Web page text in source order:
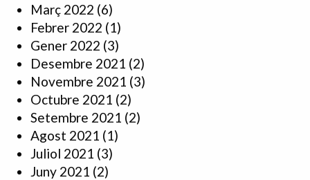
Març 2022 (6)
Febrer 2022 (1)
Gener 2022 (3)
Desembre 2021 (2)
Novembre 2021 (3)
Octubre 2021 (2)
Setembre 2021 (2)
Agost 2021 (1)
Juliol 2021 (3)
Juny 2021 (2)